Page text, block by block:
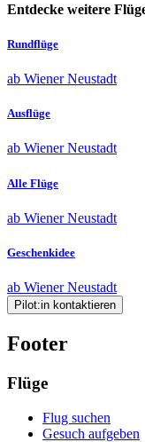
Entdecke weitere
Rundflüge
ab Wiener Neustadt
Ausflüge
ab Wiener Neustadt
Alle Flüge
ab Wiener Neustadt
Geschenkidee
ab Wiener Neustadt
Pilot:in kontaktieren
Footer
Flüge
Flug suchen
Gesuch aufgeben